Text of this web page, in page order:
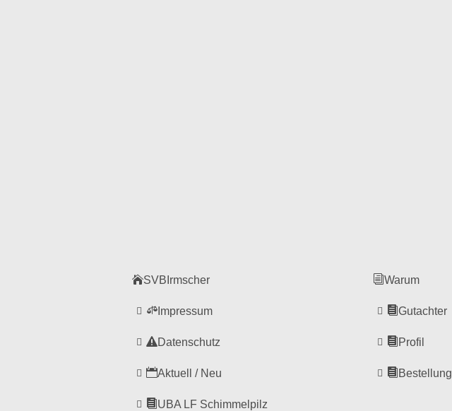
SVBIrmscher
Impressum
Datenschutz
Aktuell / Neu
UBA LF Schimmelpilz
Warum
Gutachter
Profil
Bestellung